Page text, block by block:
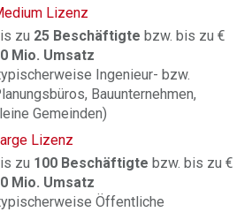
Lizenz
zu 25 Beschäftigtebzw. bis zu €
Mio. Umsatz
Ingenieur- bzw.
Bauunternehmen,
Gemeinden)
Lizenz
zu 100 Beschäftigtebzw. bis zu €
Mio. Umsatz
Öffentliche